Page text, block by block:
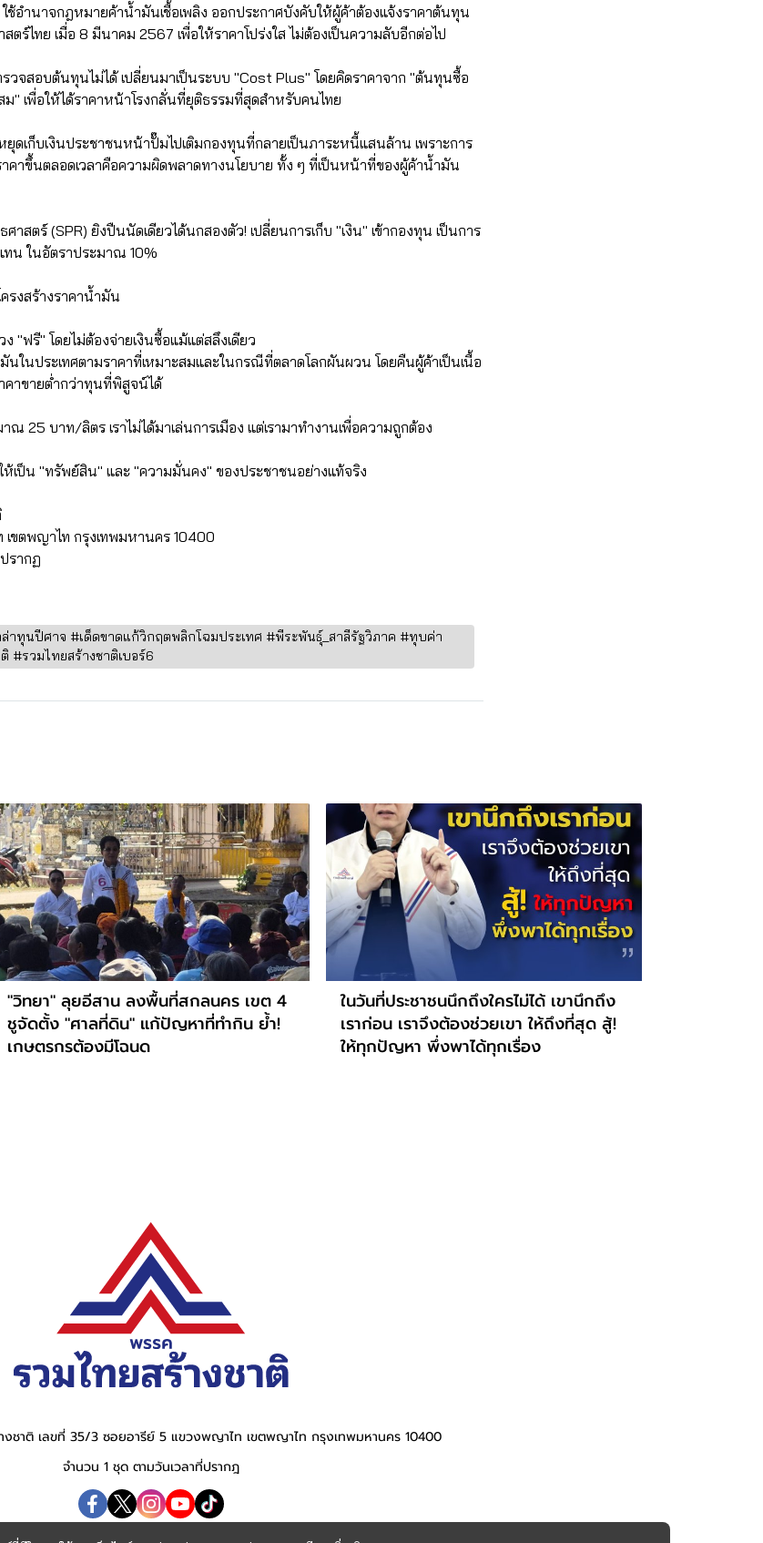
ช้อำนาจกฎหมายค้าน้ำมันเชื้อเพลิง ออกประกาศบังคับให้ผู้ค้าต้องแจ้งราคาต้นทุน
ตร์ไทย เมื่อ 8 มีนาคม 2567 เพื่อให้ราคาโปร่งใส ไม่ต้องเป็นความลับอีกต่อไป
รวจสอบต้นทุนไม่ได้ เปลี่ยนมาเป็นระบบ "Cost Plus" โดยคิดราคาจาก "ต้นทุนซื้อ
ม" เพื่อให้ได้ราคาหน้าโรงกลั่นที่ยุติธรรมที่สุดสำหรับคนไทย
ยุดเก็บเงินประชาชนหน้าปั๊มไปเติมกองทุนที่กลายเป็นภาระหนี้แสนล้าน เพราะการ
าคาขึ้นตลอดเวลาคือความผิดพลาดทางนโยบาย ทั้ง ๆ ที่เป็นหน้าที่ของผู้ค้าน้ำมัน
าสตร์ (SPR) ยิงปืนนัดเดียวได้นกสองตัว! เปลี่ยนการเก็บ "เงิน" เข้ากองทุน เป็นการ
ทน ในอัตราประมาณ 10%
รงสร้างราคาน้ำมัน
"ฟรี" โดยไม่ต้องจ่ายเงินซื้อแม้แต่สลึงเดียว
ในประเทศตามราคาที่เหมาะสมและในกรณีที่ตลาดโลกผันผวน โดยคืนผู้ค้าเป็นเนื้อ
าขายต่ำกว่าทุนที่พิสูจน์ได้
25 บาท/ลิตร เราไม่ได้มาเล่นการเมือง แต่เรามาทำงานเพื่อความถูกต้อง
ห้เป็น "ทรัพย์สิน" และ "ความมั่นคง" ของประชาชนอย่างแท้จริง
ขตพญาไท กรุงเทพมหานคร 10400
รากฏ
าทุนปีศาจ #เด็ดขาดแก้วิกฤตพลิกโฉมประเทศ #พีระพันธุ์_สาลีรัฐวิภาค #ทุบค่า
#รวมไทยสร้างชาติเบอร์6
"วิทยา" ลุยอีสาน ลงพื้นที่สกลนคร เขต 4
ชูจัดตั้ง "ศาลที่ดิน" แก้ปัญหาที่ทำกิน ย้ำ!
เกษตรกรต้องมีโฉนด
ในวันที่ประชาชนนึกถึงใครไม่ได้ เขานึกถึง
เราก่อน เราจึงต้องช่วยเขา ให้ถึงที่สุด สู้!
ให้ทุกปัญหา พึ่งพาได้ทุกเรื่อง
งชาติ เลขที่ 35/3 ซอยอารีย์ 5 แขวงพญาไท เขตพญาไท กรุงเทพมหานคร 10400
จำนวน 1 ชุด ตามวันเวลาที่ปรากฎ